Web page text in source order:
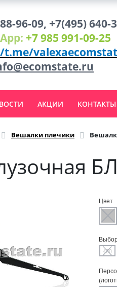
96-09, +7(495) 640-
+7 985 991-09-25
valexaecomstat
АКЦИИ КОНТАКТЫ
Вешалки плечики
Цвет
430